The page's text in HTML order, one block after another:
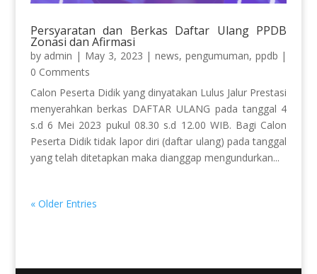
Persyaratan dan Berkas Daftar Ulang PPDB
Zonasi dan Afirmasi
by admin | May 3, 2023 |news, pengumuman, ppdb |
0 Comments
Calon Peserta Didik yang dinyatakan Lulus Jalur Prestasi
menyerahkan berkas DAFTAR ULANG pada tanggal 4
s.d 6 Mei 2023 pukul 08.30 s.d 12.00 WIB. Bagi Calon
Peserta Didik tidak lapor diri (daftar ulang) pada tanggal
yang telah ditetapkan maka dianggap mengundurkan...
« Older Entries